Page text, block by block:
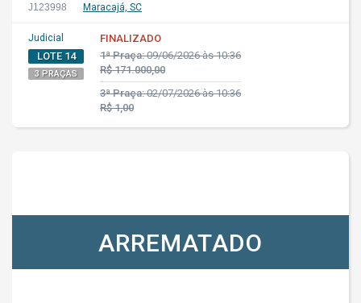
J123998 Maracajá, SC
Judicial
LOTE 14
3 PRAÇAS
FINALIZADO
1ª Praça:09/06/2026 às 10:36
R$ 171.000,00
3ª Praça:02/07/2026 às 10:36
R$ 1,00
ARREMATADO